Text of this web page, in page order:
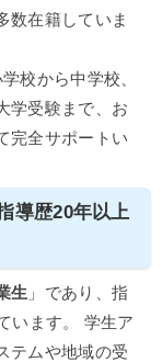
数在籍していま
校から中学校、
学受験まで、お
完全サポートい
導歴20年以上
生 」であり、指
います。 学生ア
テムや地域の受